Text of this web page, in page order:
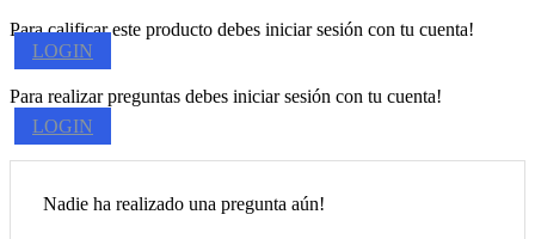
Para calificar este producto debes iniciar sesión con tu cuenta!
LOGIN
Para realizar preguntas debes iniciar sesión con tu cuenta!
LOGIN
Nadie ha realizado una pregunta aún!